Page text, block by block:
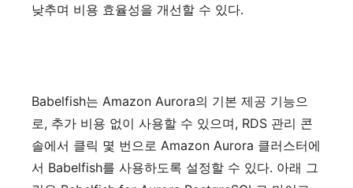
낮추며 비용 효율성을 개선할 수 있다.
Babelfish는 Amazon Aurora의 기본 제공 기능으
로, 추가 비용 없이 사용할 수 있으며, RDS 관리 콘
솔에서 클릭 몇 번으로 Amazon Aurora 클러스터에
서 Babelfish를 사용하도록 설정할 수 있다. 아래 그